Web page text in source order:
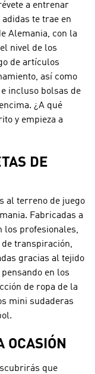
a entrenar
te trae en
Alemania, con la
nivel de los
de artículos
así como
incluso bolsas de
¿A qué
y empieza a
DE
al terreno de juego
Fabricadas a
los profesionales,
transpiración,
gracias al tejido
en los
de ropa de la
mini sudaderas
OCASIÓN
que